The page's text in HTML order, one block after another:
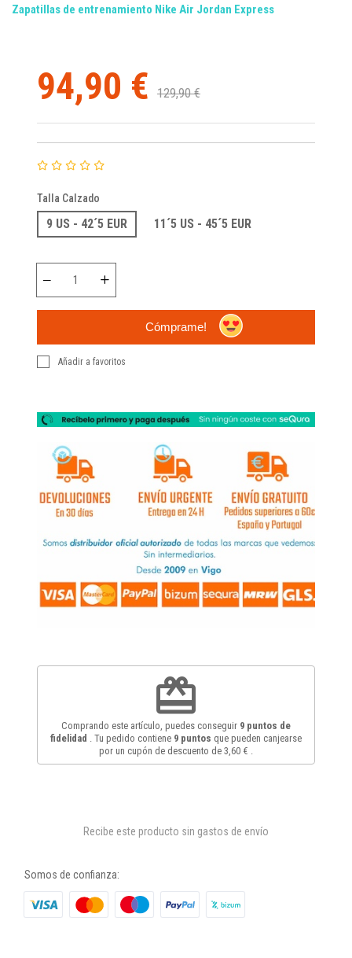
Zapatillas de entrenamiento Nike Air Jordan Express
94,90 € 129,90 €
Talla Calzado
9 US - 42´5 EUR 11´5 US - 45´5 EUR
Cómprame!
Añadir a favoritos
redeem
Comprando este artículo, puedes conseguir 9 puntos de
fidelidad
. Tu pedido contiene 9 puntos que pueden canjearse
por un cupón de descuento de 3,60 €
Recibe este producto sin gastos de envío
Somos de confianza: